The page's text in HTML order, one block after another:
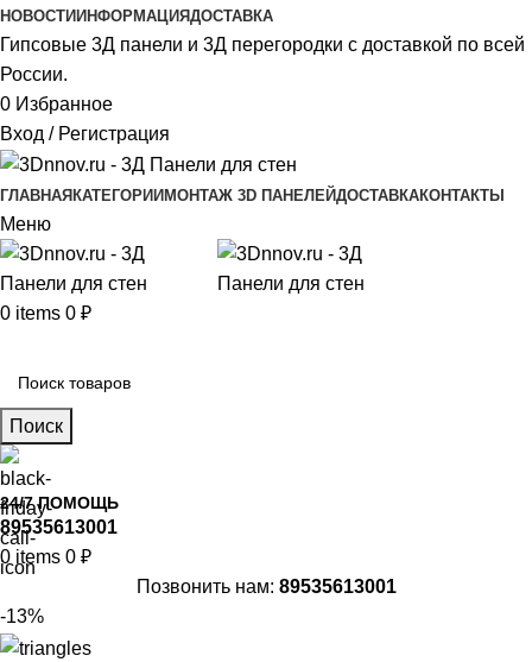
НОВОСТИ ИНФОРМАЦИЯДОСТАВКА
Гипсовые 3Д панели и 3Д перегородки с доставкой по всей
России.
0 Избранное
Вход / Регистрация
ГЛАВНАЯ КАТЕГОРИИ МОНТАЖ 3D ПАНЕЛЕЙДОСТАВКАКОНТАКТЫ
Меню
0 items 0 ₽
Поиск
24/7 ПОМОЩЬ
89535613001
0 items 0 ₽
Позвонить нам: 89535613001
-13%